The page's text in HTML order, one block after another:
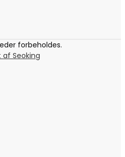
forbeholdes.
af Seoking